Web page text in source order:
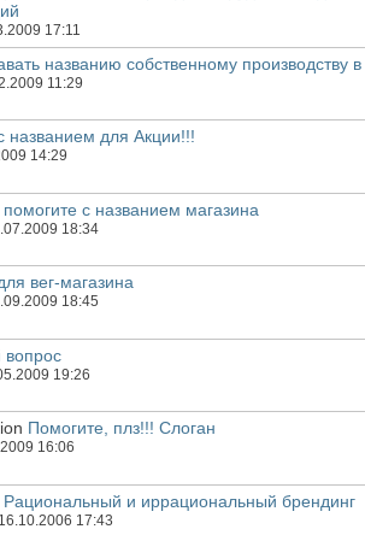
17:11
названию собственному производству
11:29
названием для Акции!!!
14:29
помогите с названием магазина
18:34
вег-магазина
18:45
вопрос
19:26
Помогите, плз!!! Слоган
16:06
Рациональный и иррациональный брендинг
, 16.10.2006 17:43